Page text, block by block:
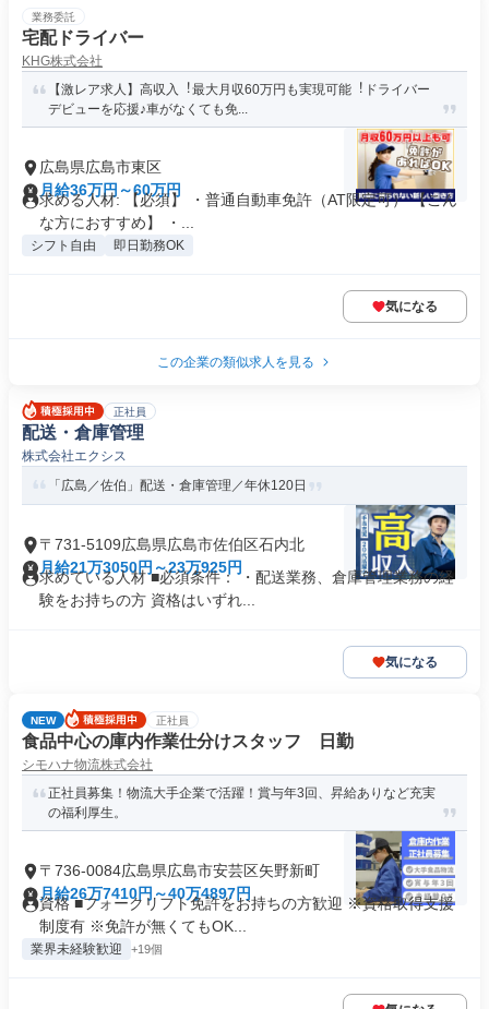
業務委託
宅配ドライバー
KHG株式会社
【激レア求人】高収入︕最大月収60万円も実現可能︕ドライバー
デビューを応援♪車がなくても免...
広島県広島市東区
月給36万円～60万円
求める人材: 【必須】 ・普通自動車免許（AT限定可） 【こん
な方におすすめ】 ・...
シフト自由 即日勤務OK
気になる
この企業の類似求人を見る
正社員
配送・倉庫管理
株式会社エクシス
「広島／佐伯」配送・倉庫管理／年休120日
〒731-5109広島県広島市佐伯区石内北
月給21万3050円～23万925円
求めている人材 ■必須条件： ・配送業務、倉庫管理業務の経
験をお持ちの方 資格はいずれ...
気になる
NEW 正社員
食品中心の庫内作業仕分けスタッフ 日勤
シモハナ物流株式会社
正社員募集！物流大手企業で活躍！賞与年3回、昇給ありなど充実
の福利厚生。
〒736-0084広島県広島市安芸区矢野新町
月給26万7410円～40万4897円
資格 ■フォークリフト免許をお持ちの方歓迎 ※資格取得支援
制度有 ※免許が無くてもOK...
業界未経験歓迎 +19個